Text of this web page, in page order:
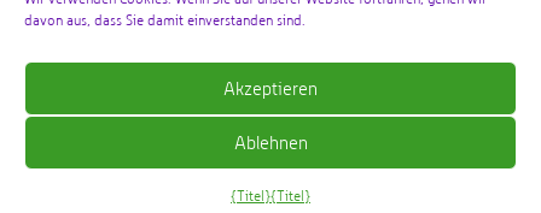
davon aus, dass Sie damit einverstanden sind.
Akzeptieren
Ablehnen
{Titel}{Titel}
Geschäftsbedingungen